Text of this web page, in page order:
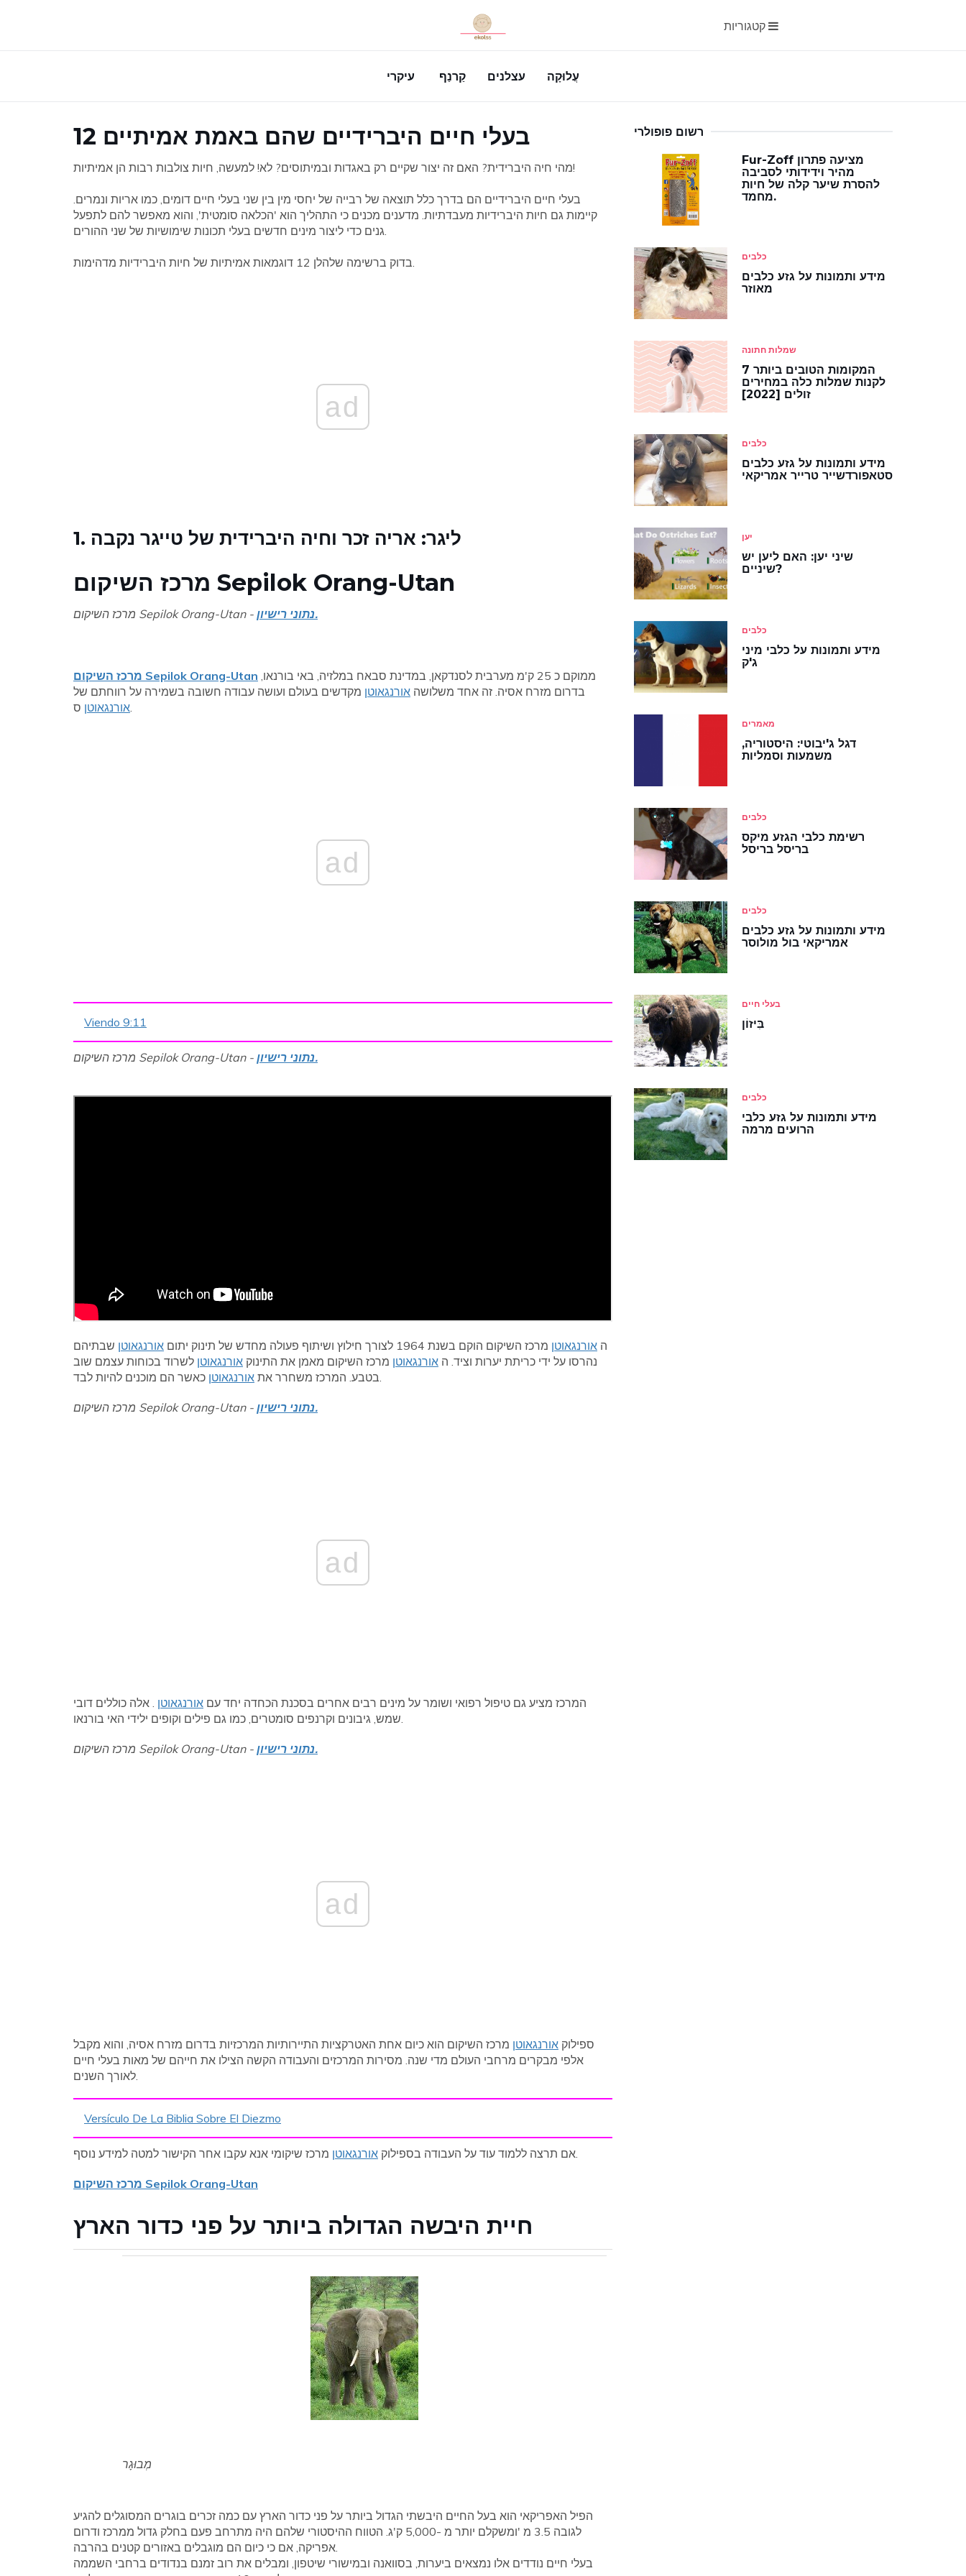
קטגוריות
עיקרי קַרנַף עצלנים עֲלוּקָה
12 בעלי חיים היברידיים שהם באמת אמיתיים
מהי חיה היברידית? האם זה יצור שקיים רק באגדות ובמיתוסים? לא! למעשה, חיות צולבות רבות הן אמיתיות!
בעלי חיים היברידיים הם בדרך כלל תוצאה של רבייה של יחסי מין בין שני בעלי חיים דומים, כמו אריות ונמרים.
קיימות גם חיות היברידיות מעבדתיות. מדענים מכנים כי התהליך הוא 'הכלאה סומטית', והוא מאפשר להם לתפעל
גנים כדי ליצור מינים חדשים בעלי תכונות שימושיות של שני ההורים.
בדוק ברשימה שלהלן 12 דוגמאות אמיתיות של חיות היברידיות מדהימות.
ad
1. ליגר: אריה זכר וחיה היברידית של טייגר נקבה
מרכז השיקום Sepilok Orang-Utan
מרכז השיקום Sepilok Orang-Utan - נתוני רישיון.
מרכז השיקום Sepilok Orang-Utan
בדרום מזרח אסיה. זה אחד משלושה אורנגאוטן מקדשים בעולם ועושה עבודה חשובה בשמירה על רווחתם של
אורנגאוטןס.
ad
Viendo 9:11
מרכז השיקום Sepilok Orang-Utan - נתוני רישיון.
ה אורנגאוטן מרכז השיקום הוקם בשנת 1964 לצורך חילוץ ושיתוף פעולה מחדש של תינוק יתום אורנגאוטן שבתיהם
נהרסו על ידי כריתת יערות וציד. ה אורנגאוטן מרכז השיקום מאמן את התינוק אורנגאוטן לשרוד בכוחות עצמם שוב
בטבע. המרכז משחרר את אורנגאוטן כאשר הם מוכנים להיות לבד.
מרכז השיקום Sepilok Orang-Utan - נתוני רישיון.
ad
המרכז מציע גם טיפול רפואי ושומר על מינים רבים אחרים בסכנת הכחדה יחד עם אורנגאוטן . אלה כוללים דובי
שמש, גיבונים וקרנפים סומטרים, כמו גם פילים וקופים ילידי האי בורנאו.
מרכז השיקום Sepilok Orang-Utan - נתוני רישיון.
ad
ספילוק אורנגאוטן מרכז השיקום הוא כיום אחת האטרקציות התיירותיות המרכזיות בדרום מזרח אסיה, והוא מקבל
אלפי מבקרים מרחבי העולם מדי שנה. מסירות המרכזים והעבודה הקשה הצילו את חייהם של מאות בעלי חיים
לאורך השנים.
Versículo De La Biblia Sobre El Diezmo
אם תרצה ללמוד עוד על העבודה בספילוק אורנגאוטן מרכז שיקומי אנא עקבו אחר הקישור למטה למידע נוסף.
מרכז השיקום Sepilok Orang-Utan
חיית היבשה הגדולה ביותר על פני כדור הארץ
מְבוּגָר
הפיל האפריקאי הוא בעל החיים היבשתי הגדול ביותר על פני כדור הארץ עם כמה זכרים בוגרים המסוגלים להגיע
לגובה 3.5 מ 'ומשקלם יותר מ -5,000 ק'ג. הטווח ההיסטורי שלהם היה מתרחב פעם בחלק גדול ממרכז ודרום
אפריקה, אם כי כיום הם מוגבלים באזורים קטנים בהרבה.
בעלי חיים נודדים אלו נמצאים ביערות, בסוואנה ובמישורי שיטפון, ומבלים את רוב זמנם בנדודים ברחבי השממה
רשום פופולרי
Fur-Zoff מציעה פתרון
מהיר וידידותי לסביבה
להסרת שיער קלה של חיות
מחמד.
כלבים
מידע ותמונות על גזע כלבים
מאוזר
שמלות חתונה
7 המקומות הטובים ביותר
לקנות שמלות כלה במחירים
זולים [2022]
כלבים
מידע ותמונות על גזע כלבים
סטאפורדשייר טרייר אמריקאי
יען
שיני יען: האם ליען יש
שיניים?
כלבים
מידע ותמונות על כלבי מיני
ג'ק
מאמרים
דגל ג'יבוטי: היסטוריה,
משמעות וסמליות
כלבים
רשימת כלבי הגזע מיקס
בריסל בריסל
כלבים
מידע ותמונות על גזע כלבים
אמריקאי בול מולוסר
בעלי חיים
בִּיזוֹן
כלבים
מידע ותמונות על גזע כלבי
הרועים מרמה